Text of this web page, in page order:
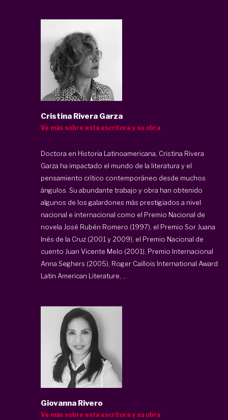
Cristina Rivera Garza
Ve más sobre esta escritora y su obra
Doctora en Historia Latinoamericana, Cristina Rivera
Garza ha impactado el mundo de la literatura y el
pensamiento crítico contemporáneo desde muchos
ángulos. Su abundante trabajo y obra han obtenido
algunos de los galardones más prestigiados a nivel
nacional e internacional como el Premio Nacional de
novela José Rubén Romero (1997), el Premio Sor Juana
Inés de la Cruz (2001 y 2009), el Premio Nacional de
cuento Juan Vicente Melo (2001), Premio Internacional
Anna Seghers (2005), Roger Caillois International Award
Latin American Literature, ...
Giovanna Rivero
Ve más sobre esta escritora y su obra